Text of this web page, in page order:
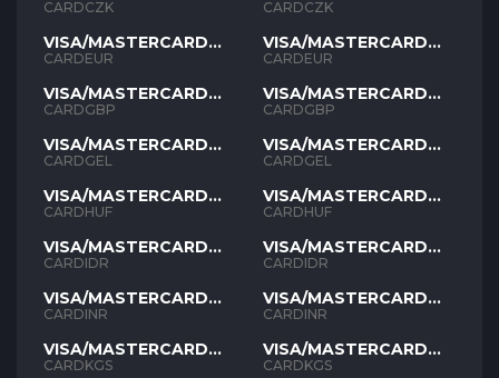
CZK
CARDCZK
VISA/MASTERCARD
EUR
CARDEUR
VISA/MASTERCARD
GBP
CARDGBP
VISA/MASTERCARD
GEL
CARDGEL
VISA/MASTERCARD
HUF
CARDHUF
VISA/MASTERCARD
IDR
CARDIDR
VISA/MASTERCARD
INR
CARDINR
VISA/MASTERCARD
KGS
CARDKGS
CZK
CARDCZK
VISA/MASTERCARD
EUR
CARDEUR
VISA/MASTERCARD
GBP
CARDGBP
VISA/MASTERCARD
GEL
CARDGEL
VISA/MASTERCARD
HUF
CARDHUF
VISA/MASTERCARD
IDR
CARDIDR
VISA/MASTERCARD
INR
CARDINR
VISA/MASTERCARD
KGS
CARDKGS